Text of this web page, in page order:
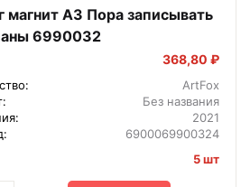
магнит А3 Пора записывать
6990032
368,80 ₽
ArtFox
Без названия
2021
6900069900324
5 шт